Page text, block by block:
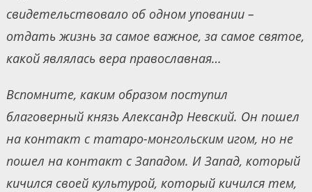
свидетельствовало об одном уповании –
отдать жизнь за самое важное, за самое святое,
какой являлась вера православная…
Вспомните, каким образом поступил
благоверный князь Александр Невский. Он пошел
на контакт с татаро-монгольским игом, но не
пошел на контакт с Западом. И Запад, который
кичился своей культурой, который кичился тем,